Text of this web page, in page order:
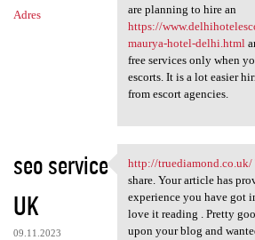
Adres
are planning to hire an
https://
maurya-hotel-delhi.html
free services only when
escorts. It is a lot easier
from escort agencies.
seo service
UK
09.11.2023
http://
http://truediamond.co.uk/
share. Your article has
experience you have got
love it reading . Pretty
upon your blog and